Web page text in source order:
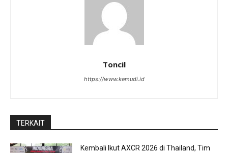
Toncil
https://www.kemudi.id
TERKAIT
Kembali Ikut AXCR 2026 di Thailand, Tim